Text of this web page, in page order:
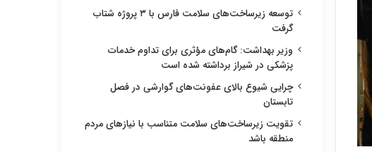
توسعه زیرساخت‌های سلامت فارس با ۳ پروژه شتاب
گرفت
وزیر بهداشت: گام‌های مؤثری برای تداوم خدمات
پزشکی در شیراز برداشته شده است
چرایی شیوع بالای عفونت‌های گوارشی در فصل
تابستان
تقویت زیرساخت‌های سلامت متناسب با نیازهای مردم
منطقه باشد